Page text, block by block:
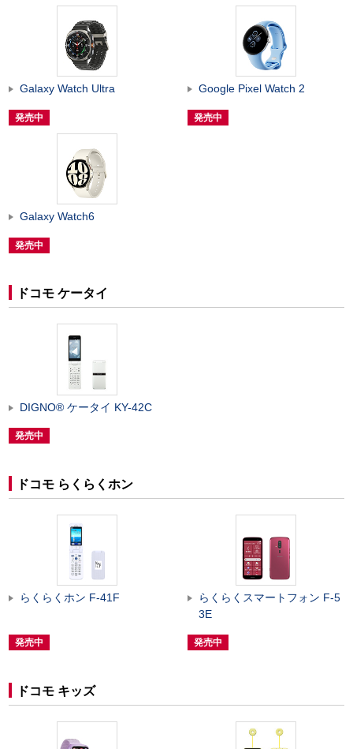
Galaxy Watch Ultra
発売中
Google Pixel Watch 2
発売中
Galaxy Watch6
発売中
ドコモ ケータイ
DIGNO® ケータイ KY-42C
発売中
ドコモ らくらくホン
らくらくホン F-41F
発売中
らくらくスマートフォン F-5
3E
発売中
ドコモ キッズ